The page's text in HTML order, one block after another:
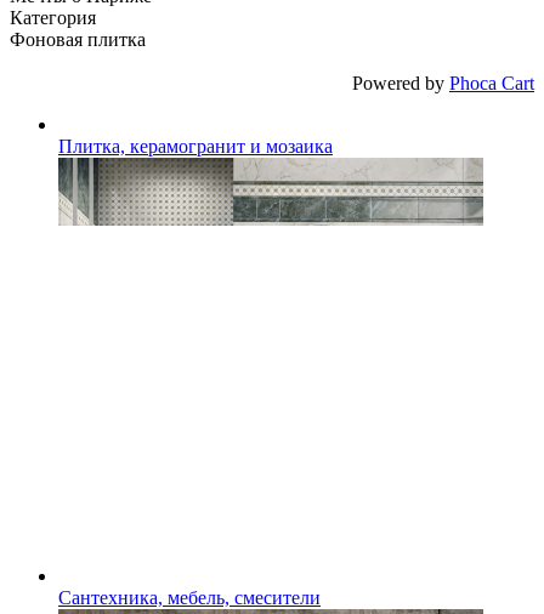
Категория
Фоновая плитка
Powered by Phoca Cart
Плитка, керамогранит и мозаика
Сантехника, мебель, смесители